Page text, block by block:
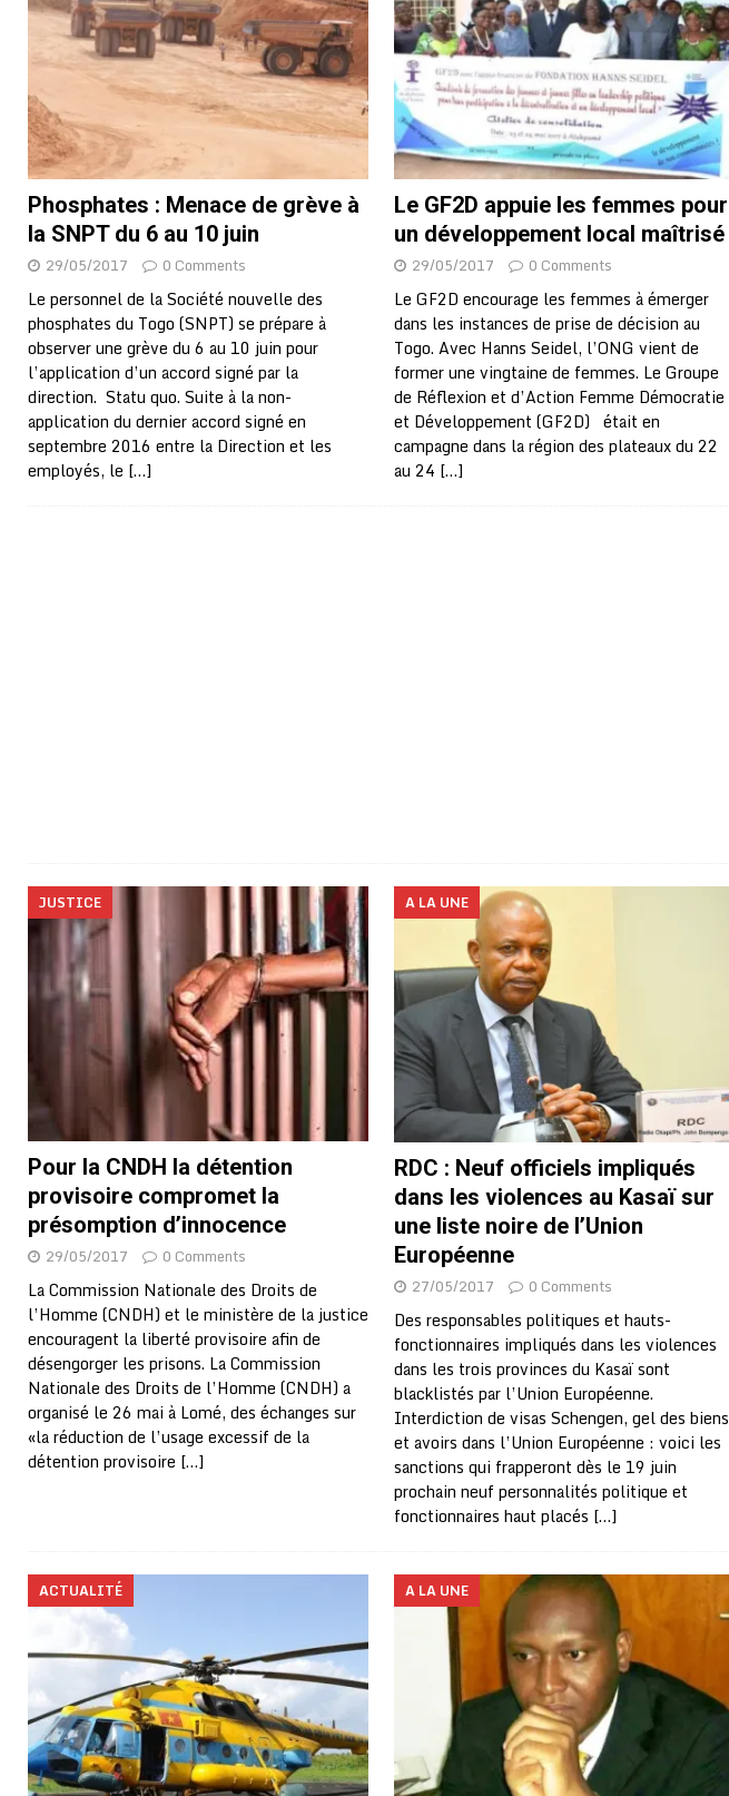
Phosphates : Menace de grève à
la SNPT du 6 au 10 juin
29/05/2017 0 Comments
Le personnel de la Société nouvelle des
phosphates du Togo (SNPT) se prépare à
observer une grève du 6 au 10 juin pour
l’application d’un accord signé par la
direction. Statu quo. Suite à la non-
application du dernier accord signé en
septembre 2016 entre la Direction et les
employés, le […]
Le GF2D appuie les femmes pour
un développement local maîtrisé
29/05/2017 0 Comments
Le GF2D encourage les femmes à émerger
dans les instances de prise de décision au
Togo. Avec Hanns Seidel, l’ONG vient de
former une vingtaine de femmes. Le Groupe
de Réflexion et d’Action Femme Démocratie
et Développement (GF2D) était en
campagne dans la région des plateaux du 22
au 24 […]
JUSTICE
Pour la CNDH la détention
provisoire compromet la
présomption d’innocence
29/05/2017 0 Comments
La Commission Nationale des Droits de
l’Homme (CNDH) et le ministère de la justice
encouragent la liberté provisoire afin de
désengorger les prisons. La Commission
Nationale des Droits de l’Homme (CNDH) a
organisé le 26 mai à Lomé, des échanges sur
«la réduction de l’usage excessif de la
détention provisoire […]
A LA UNE
RDC : Neuf officiels impliqués
dans les violences au Kasaï sur
une liste noire de l’Union
Européenne
27/05/2017 0 Comments
Des responsables politiques et hauts-
fonctionnaires impliqués dans les violences
dans les trois provinces du Kasaï sont
blacklistés par l’Union Européenne.
Interdiction de visas Schengen, gel des biens
et avoirs dans l’Union Européenne : voici les
sanctions qui frapperont dès le 19 juin
prochain neuf personnalités politique et
fonctionnaires haut placés […]
ACTUALITÉ A LA UNE